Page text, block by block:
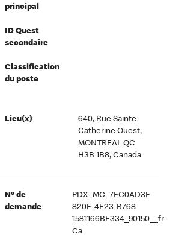
principal
ID Quest
secondaire
Classification
du poste
Lieu(x)
640, Rue Sainte-
Catherine Ouest,
MONTREAL QC
H3B 1B8, Canada
Nº de
demande
PDX_MC_7EC0AD3F-
820F-4F23-B768-
1581166BF334_90150__fr-
Ca